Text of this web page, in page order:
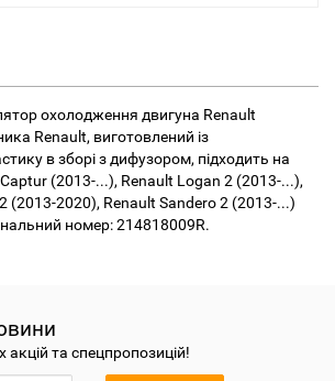
охолодження двигуна Renault
Renault, виготовлений із
в зборі з дифузором, підходить на
Captur (2013-...), Renault Logan 2 (2013-...),
(2013-2020), Renault Sandero 2 (2013-...)
номер: 214818009R.
акцій та спецпропозицій!